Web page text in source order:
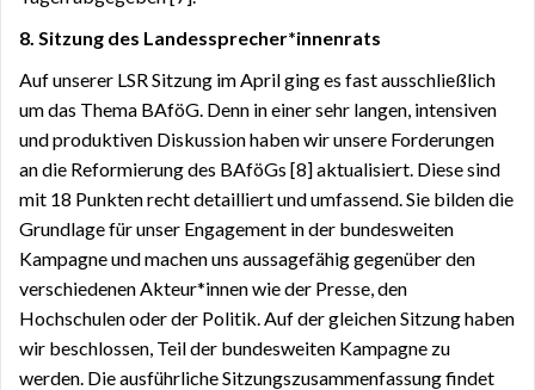
8. Sitzung des Landessprecher*innenrats
Auf unserer LSR Sitzung im April ging es fast ausschließlich
um das Thema BAföG. Denn in einer sehr langen, intensiven
und produktiven Diskussion haben wir unsere Forderungen
an die Reformierung des BAföGs [8] aktualisiert. Diese sind
mit 18 Punkten recht detailliert und umfassend. Sie bilden die
Grundlage für unser Engagement in der bundesweiten
Kampagne und machen uns aussagefähig gegenüber den
verschiedenen Akteur*innen wie der Presse, den
Hochschulen oder der Politik. Auf der gleichen Sitzung haben
wir beschlossen, Teil der bundesweiten Kampagne zu
werden. Die ausführliche Sitzungszusammenfassung findet